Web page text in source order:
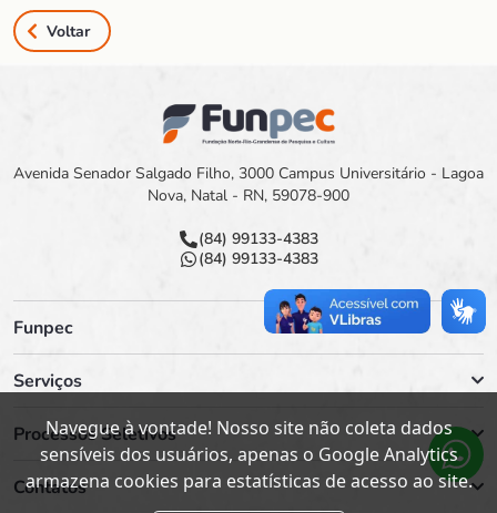
Voltar
Avenida Senador Salgado Filho, 3000 Campus Universitário - Lagoa
Nova, Natal - RN, 59078-900
(84) 99133-4383
(84) 99133-4383
Funpec
Serviços
Processos Seletivos
Contatos
Navegue à vontade! Nosso site não coleta dados
sensíveis dos usuários, apenas o Google Analytics
armazena cookies para estatísticas de acesso ao site.